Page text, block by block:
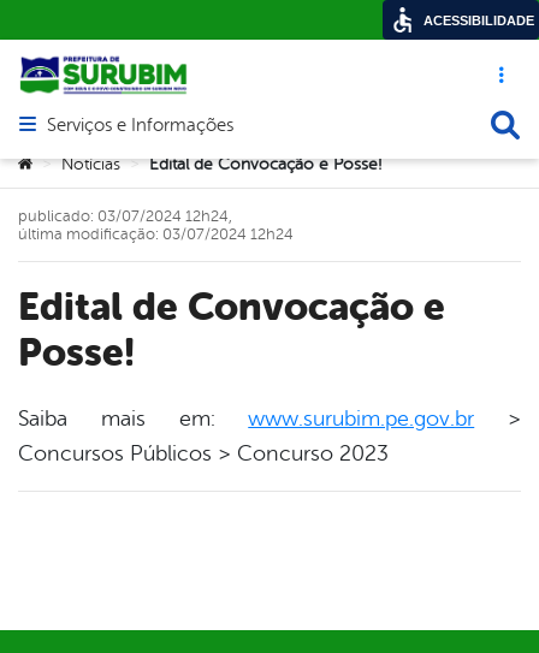
Acesso
Abrir menu principal de navegação
Serviços e Informações
Você está aqui:
> Notícias > Edital de Convocação e Posse!
Edital de Convocação e
Posse!
publicado: 03/07/2024 12h24,
última modificação: 03/07/2024 12h24
Saiba mais em:www.surubim.pe.gov.br >
Concursos Públicos > Concurso 2023
ACESSIBILIDADE